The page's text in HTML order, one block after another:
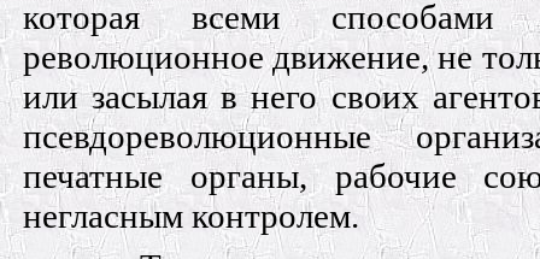
которая всеми способами
революционное движение, не
или засылая в него своих
псевдореволюционные
печатные органы, рабочие
негласным контролем.